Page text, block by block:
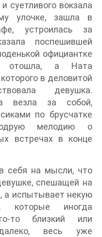
суетливого вокзала
улочке, зашла в
устроилась за
поспешившей
официантке
отошла, а Ната
в деловитой
девушка.
везла за собой,
по брусчатке
мелодию о
встречах в конце
себя на мысли, что
спешащей на
а испытывает некую
которые иногда
то близкий или
весь уже